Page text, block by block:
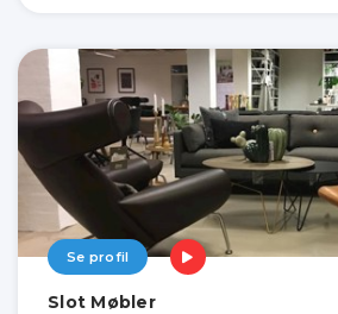
Se profil
Slot Møbler